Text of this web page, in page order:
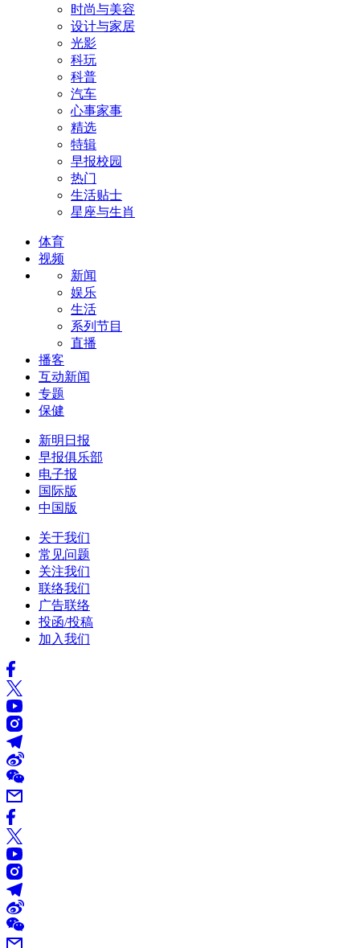
时尚与美容
设计与家居
光影
科玩
科普
汽车
心事家事
精选
特辑
早报校园
热门
生活贴士
星座与生肖
体育
视频
新闻
娱乐
生活
系列节目
直播
播客
互动新闻
专题
保健
新明日报
早报俱乐部
电子报
国际版
中国版
关于我们
常见问题
关注我们
联络我们
广告联络
投函/投稿
加入我们